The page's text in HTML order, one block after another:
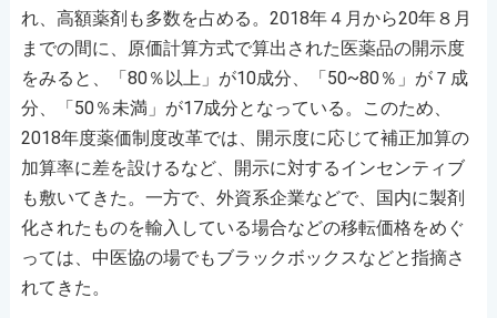
れ、高額薬剤も多数を占める。2018年４月から20年８月
までの間に、原価計算方式で算出された医薬品の開示度
をみると、「80％以上」が10成分、「50~80％」が７成
分、「50％未満」が17成分となっている。このため、
2018年度薬価制度改革では、開示度に応じて補正加算の
加算率に差を設けるなど、開示に対するインセンティブ
も敷いてきた。一方で、外資系企業などで、国内に製剤
化されたものを輸入している場合などの移転価格をめぐ
っては、中医協の場でもブラックボックスなどと指摘さ
れてきた。